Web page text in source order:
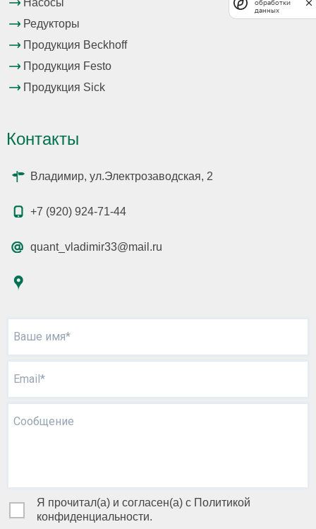
Насосы
Редукторы
Продукция Beckhoff
Продукция Festo
Продукция Sick
Контакты
Владимир, ул.Электрозаводская, 2
+7 (920) 924-71-44
quant_vladimir33@mail.ru
Ваше имя*
Email*
Сообщение
Я прочитал(а) и согласен(а) с Политикой
конфиденциальности.
обработки
данных